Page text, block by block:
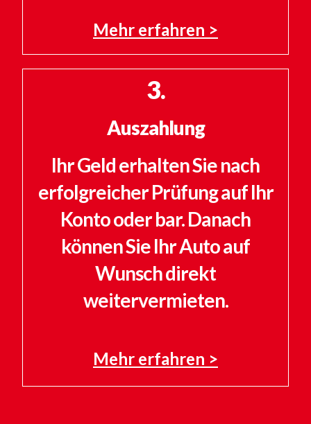
Mehr erfahren >
3.
Auszahlung
Ihr Geld erhalten Sie nach
erfolgreicher Prüfung auf Ihr
Konto oder bar. Danach
können Sie Ihr Auto auf
Wunsch direkt
weitervermieten.
Mehr erfahren >